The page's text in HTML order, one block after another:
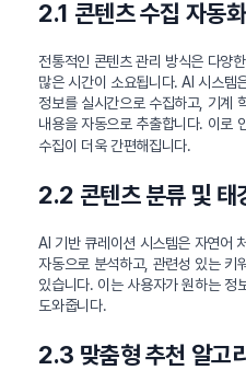
2.1 콘텐츠 수집 자동화
전통적인 콘텐츠 관리 방식은 다양
많은 시간이 소요됩니다. AI 시스템
정보를 실시간으로 수집하고, 기계
내용을 자동으로 추출합니다. 이로
수집이 더욱 간편해집니다.
2.2 콘텐츠 분류 및 태
AI 기반 큐레이션 시스템은 자연어
자동으로 분석하고, 관련성 있는 키
있습니다. 이는 사용자가 원하는 정
도와줍니다.
2.3 맞춤형 추천 알고